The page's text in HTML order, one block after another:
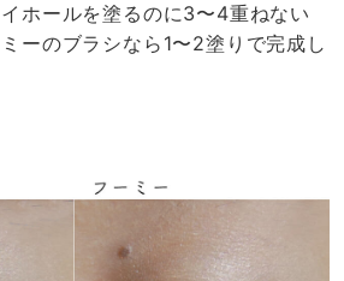
ホールを塗るのに3〜4重ねない
ーのブラシなら1〜2塗りで完成し